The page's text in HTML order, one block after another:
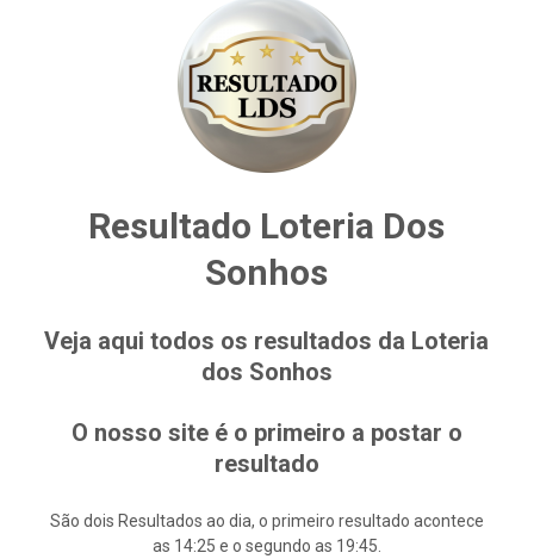
Resultado Loteria Dos
Sonhos
Veja aqui todos os resultados da Loteria
dos Sonhos
O nosso site é o primeiro a postar o
resultado
São dois Resultados ao dia, o primeiro resultado acontece
as 14:25 e o segundo as 19:45.